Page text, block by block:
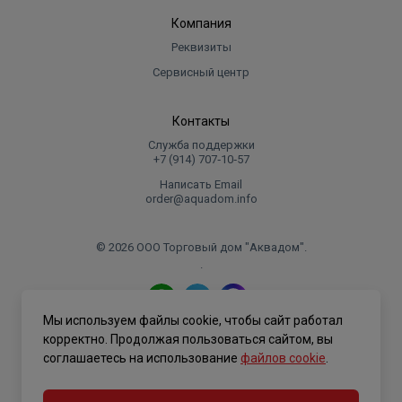
Компания
Реквизиты
Сервисный центр
Контакты
Служба поддержки
+7 (914) 707‑10‑57
Написать Email
order@aquadom.info
© 2026 ООО Торговый дом "Аквадом".
.
Политика конфиденциальности
Мы используем файлы cookie, чтобы сайт работал
корректно. Продолжая пользоваться сайтом, вы
соглашаетесь на использование файлов cookie